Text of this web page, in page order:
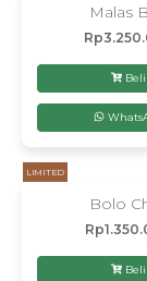
Malas
Rp
Beli
LIMITED
Bolo
Rp
Beli